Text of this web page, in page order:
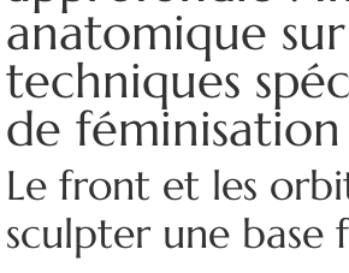
anatomique
techniques
de féminisation
Le front et les
sculpter une base